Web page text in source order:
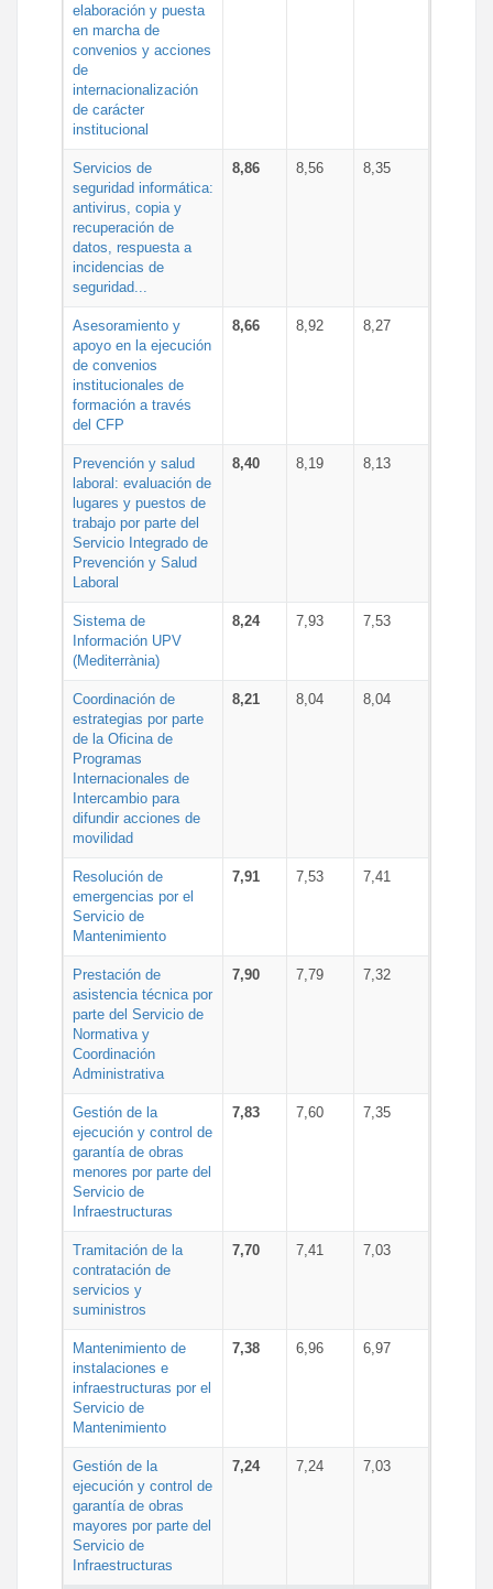
elaboración y puesta
en marcha de
convenios y acciones
de
internacionalización
de carácter
institucional
Servicios de
seguridad informática:
antivirus, copia y
recuperación de
datos, respuesta a
incidencias de
seguridad...
8,86 8,56 8,35
Asesoramiento y
apoyo en la ejecución
de convenios
institucionales de
formación a través
del CFP
8,66 8,92 8,27
Prevención y salud
laboral: evaluación de
lugares y puestos de
trabajo por parte del
Servicio Integrado de
Prevención y Salud
Laboral
8,40 8,19 8,13
Sistema de
Información UPV
(Mediterrània)
8,24 7,93 7,53
Coordinación de
estrategias por parte
de la Oficina de
Programas
Internacionales de
Intercambio para
difundir acciones de
movilidad
8,21 8,04 8,04
Resolución de
emergencias por el
Servicio de
Mantenimiento
7,91 7,53 7,41
Prestación de
asistencia técnica por
parte del Servicio de
Normativa y
Coordinación
Administrativa
7,90 7,79 7,32
Gestión de la
ejecución y control de
garantía de obras
menores por parte del
Servicio de
Infraestructuras
7,83 7,60 7,35
Tramitación de la
contratación de
servicios y
suministros
7,70 7,41 7,03
Mantenimiento de
instalaciones e
infraestructuras por el
Servicio de
Mantenimiento
7,38 6,96 6,97
Gestión de la
ejecución y control de
garantía de obras
mayores por parte del
Servicio de
Infraestructuras
7,24 7,24 7,03